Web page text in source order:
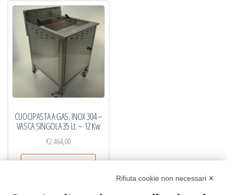
CUOCIPASTA A GAS, INOX 304 –
VASCA SINGOLA 35 Lt. – 12 Kw
€2.464,00
Rifiuta cookie non necessari ✕